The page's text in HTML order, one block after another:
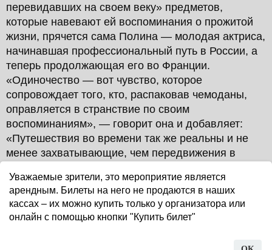
перевидавших на своем веку» предметов,
которые навевают ей воспоминания о прожитой
жизни, прячется сама Полина — молодая актриса,
начинавшая профессиональный путь в России, а
теперь продолжающая его во Франции.
«Одиночество — вот чувство, которое
сопровождает того, кто, распаковав чемоданы,
оправляется в странствие по своим
воспоминаниям», — говорит она и добавляет:
«Путешествия во времени так же реальны и не
менее захватывающие, чем передвижения в
попутчики, пассажиры со станции Рождение до
станции Смерть».
Уважаемые зрители, это мероприятие является
арендным. Билеты на него не продаются в наших
кассах – их можно купить только у организатора или
онлайн с помощью кнопки "Купить билет"